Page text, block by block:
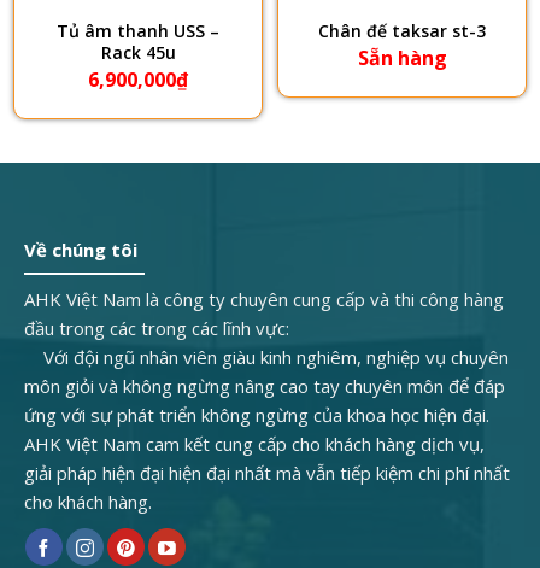
​Tủ âm thanh USS –
Rack 45u
6,900,000₫
​Chân đế taksar st-3
Sẵn hàng
Về chúng tôi
AHK Việt Nam là công ty chuyên cung cấp và thi công hàng
đầu trong các trong các lĩnh vực:
Với đội ngũ nhân viên giàu kinh nghiêm, nghiệp vụ chuyên
môn giỏi và không ngừng nâng cao tay chuyên môn để đáp
ứng với sự phát triển không ngừng của khoa học hiện đại.
AHK Việt Nam cam kết cung cấp cho khách hàng dịch vụ,
giải pháp hiện đại hiện đại nhất mà vẫn tiếp kiệm chi phí nhất
cho khách hàng.